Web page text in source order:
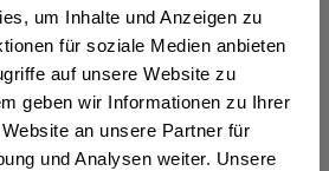
um Inhalte und Anzeigen zu
für soziale Medien anbieten
auf unsere Website zu
geben wir Informationen zu Ihrer
an unsere Partner für
und Analysen weiter. Unsere